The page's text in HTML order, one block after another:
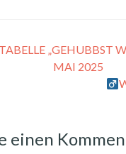
„GEHUBBST
MAI 2025
einen